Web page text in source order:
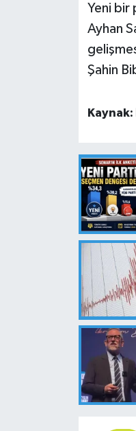
Yeni bir
Ayhan
Şahin
Kaynak: